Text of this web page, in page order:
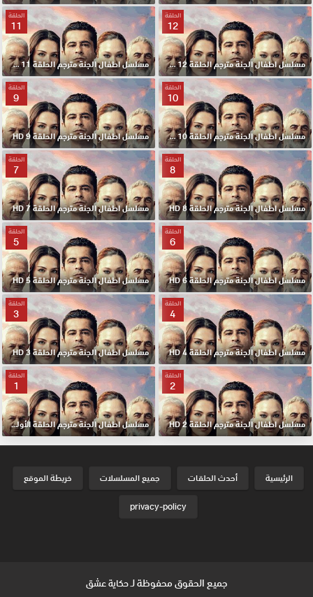
الحلقة
12
مسلسل اطفال الجنة مترجم الحلقة 12 HD
الحلقة
11
مسلسل اطفال الجنة مترجم الحلقة 11 HD
الحلقة
10
مسلسل اطفال الجنة مترجم الحلقة 10 HD
الحلقة
9
مسلسل اطفال الجنة مترجم الحلقة 9 HD
الحلقة
8
مسلسل اطفال الجنة مترجم الحلقة 8 HD
الحلقة
7
مسلسل اطفال الجنة مترجم الحلقة 7 HD
الحلقة
6
مسلسل اطفال الجنة مترجم الحلقة 6 HD
الحلقة
5
مسلسل اطفال الجنة مترجم الحلقة 5 HD
الحلقة
4
مسلسل اطفال الجنة مترجم الحلقة 4 HD
الحلقة
3
مسلسل اطفال الجنة مترجم الحلقة 3 HD
الحلقة
2
مسلسل اطفال الجنة مترجم الحلقة 2 HD
الحلقة
1
مسلسل اطفال الجنة مترجم الحلقة الأولي 1 HD
الرئيسية أحدث الحلقات جميع المسلسلات
خريطة الموقع
privacy-policy
جميع الحقوق محفوظة لـحكاية عشق